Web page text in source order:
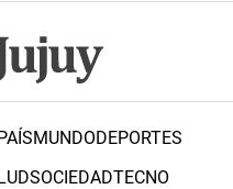
MUNDODEPORTES
SOCIEDADTECNO